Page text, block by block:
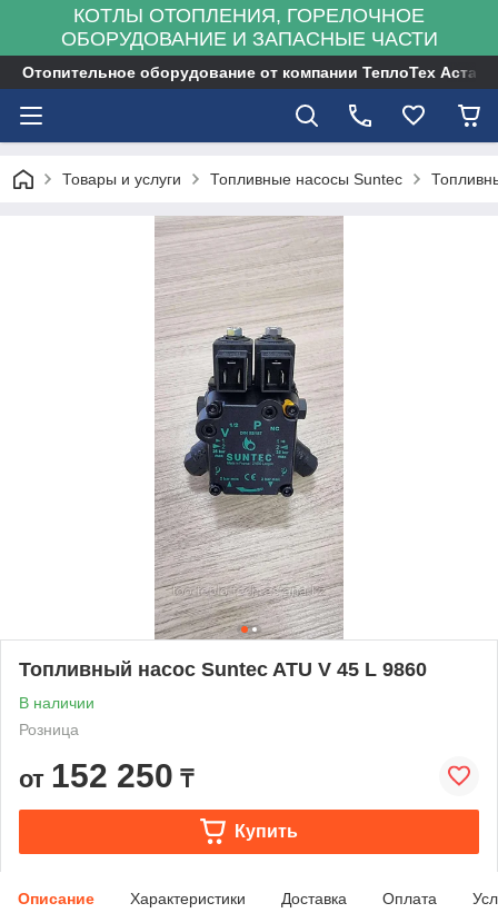
КОТЛЫ ОТОПЛЕНИЯ, ГОРЕЛОЧНОЕ
ОБОРУДОВАНИЕ И ЗАПАСНЫЕ ЧАСТИ
Отопительное оборудование от компании ТеплоТех Астана
Товары и услуги Топливные насосы Suntec
Топливный насос Suntec ATU V 45 L 9860
В наличии
Розница
от 152 250 ₸
Купить
Описание Характеристики Доставка Оплата